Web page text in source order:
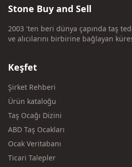
Stone Buy and Sell
2003 'ten beri dünya çapında taş
ve alıcılarını birbirine bağlayan
Keşfet
Şirket Rehberi
Ürün kataloğu
Taş Ocağı Dizini
ABD Taş Ocakları
Ocak Veritabanı
Ticari Talepler